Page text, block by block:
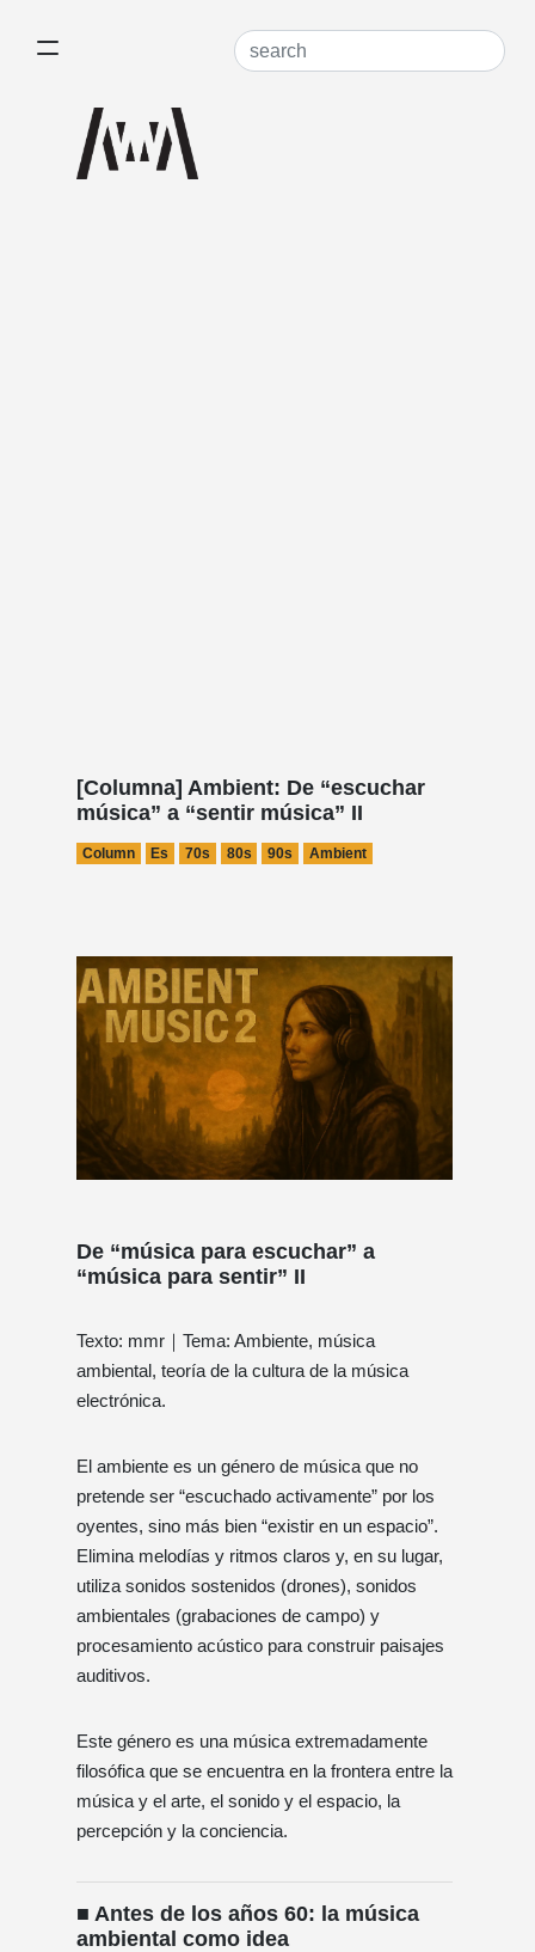
[Columna] Ambient: De “escuchar
música” a “sentir música” II
Column Es 70s 80s 90s Ambient
De “música para escuchar” a
“música para sentir” II
Texto: mmr｜Tema: Ambiente, música
ambiental, teoría de la cultura de la música
electrónica.
El ambiente es un género de música que no
pretende ser “escuchado activamente” por los
oyentes, sino más bien “existir en un espacio”.
Elimina melodías y ritmos claros y, en su lugar,
utiliza sonidos sostenidos (drones), sonidos
ambientales (grabaciones de campo) y
procesamiento acústico para construir paisajes
auditivos.
Este género es una música extremadamente
filosófica que se encuentra en la frontera entre la
música y el arte, el sonido y el espacio, la
percepción y la conciencia.
■ Antes de los años 60: la música
ambiental como idea